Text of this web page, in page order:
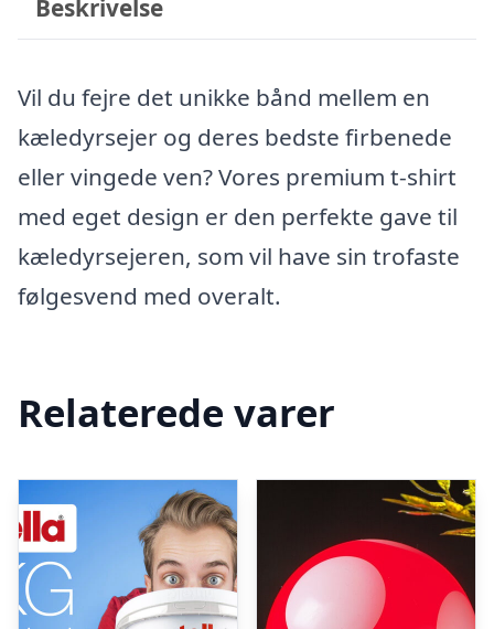
Beskrivelse
Vil du fejre det unikke bånd mellem en
kæledyrsejer og deres bedste firbenede
eller vingede ven? Vores premium t-shirt
med eget design er den perfekte gave til
kæledyrsejeren, som vil have sin trofaste
følgesvend med overalt.
Relaterede varer